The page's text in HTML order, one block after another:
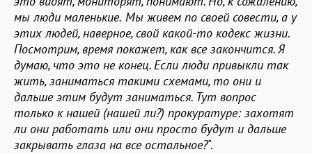
мы люди маленькие. Мы живем по своей совести, а у
этих людей, наверное, свой какой-то кодекс жизни.
Посмотрим, время покажет, как все закончится.Я
думаю, что это не конец. Если люди привыкли так
жить, заниматься такими схемами, то они и
дальше этим будут заниматься. Тут вопрос
только к нашей (нашей ли?) прокуратуре: захотят
ли они работать или они просто будут и дальше
закрывать глаза на все остальное?".